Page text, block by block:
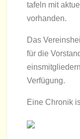
ta­feln mit
vorhanden.
Das
für die
Verfügung.
Eine Chro­nik